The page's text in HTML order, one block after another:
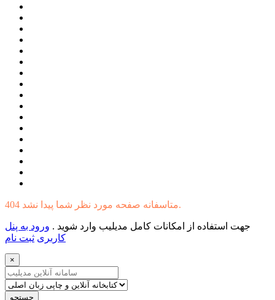
404 متاسفانه صفحه مورد نظر شما پیدا نشد.
جهت استفاده از امکانات کامل مدیلیب وارد شوید . ورود به پنل
کاربری ثبت نام
×
جستجو